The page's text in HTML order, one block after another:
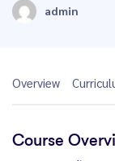
admin
Overview
Course